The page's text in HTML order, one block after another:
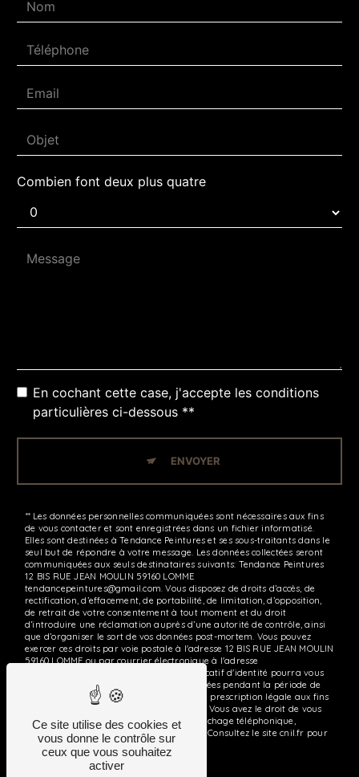
Combien font deux plus quatre
En cochant cette case, j'accepte les conditions
particulières ci-dessous **
ENVOYER
** Les données personnelles communiquées sont nécessaires aux fins
de vous contacter et sont enregistrées dans un fichier informatisé.
Elles sont destinées à Tendance Peintures et ses sous-traitants dans le
seul but de répondre à votre message. Les données collectées seront
communiquées aux seuls destinataires suivants: Tendance Peintures
12 BIS RUE JEAN MOULIN 59160 LOMME
tendancepeintures@gmail.com. Vous disposez de droits d’accès, de
rectification, d’effacement, de portabilité, de limitation, d’opposition,
de retrait de votre consentement à tout moment et du droit
d’introduire une réclamation auprès d’une autorité de contrôle, ainsi
que d’organiser le sort de vos données post-mortem. Vous pouvez
exercer ces droits par voie postale à l'adresse 12 BIS RUE JEAN MOULIN
59160 LOMME ou par courrier électronique à l'adresse
tendancepeintures@gmail.com. Un justificatif d'identité pourra vous
être demandé. Nous conservons vos données pendant la période de
prise de contact puis pendant la durée de prescription légale aux fins
probatoires et de gestion des contentieux. Vous avez le droit de vous
inscrire sur la liste d'opposition au démarchage téléphonique,
disponible à cette adresse: Bloctel.gouv.fr
. Consultez le site cnil.fr pour
plus d’informations sur vos droits.
Ce site utilise des cookies et
vous donne le contrôle sur
ceux que vous souhaitez
activer